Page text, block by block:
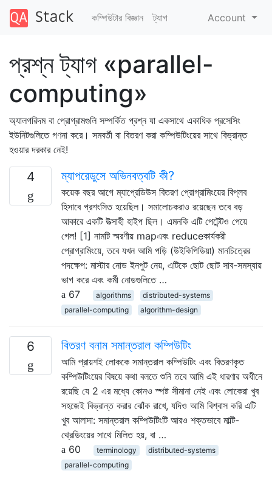
কম্পিউটার বিজ্ঞান ট্যাগ Account
প্রশ্ন ট্যাগ «parallel-
computing»
অ্যালগরিদম বা প্রোগ্রামগুলি সম্পর্কিত প্রশ্ন যা একসাথে একাধিক প্রসেসিং
ইউনিটগুলিতে গণনা করে। সমবর্তী বা বিতরণ করা কম্পিউটিংয়ের সাথে বিভ্রান্ত
হওয়ার দরকার নেই!
4 ম্যাপরেডুসে অভিনবত্বটি কী?
কয়েক বছর আগে ম্যাপ্রেডিউস বিতরণ প্রোগ্রামিংয়ের বিপ্লব
হিসাবে প্রশংসিত হয়েছিল। সমালোচকরাও রয়েছেন তবে বড়
আকারে একটি উত্সাহী হাইপ ছিল। এমনকি এটি পেটেন্টও পেয়ে
গেল! [1] নামটি স্মরণীয় mapএবং reduceকার্যকরী
প্রোগ্রামিংয়ে, তবে যখন আমি পড়ি (উইকিপিডিয়া) মানচিত্রের
পদক্ষেপ: মাস্টার নোড ইনপুট নেয়, এটিকে ছোট ছোট সাব-সমস্যায়
ভাগ করে এবং কর্মী নোডগুলিতে …
67
algorithms
distributed-systems
parallel-computing
algorithm-design
6 বিতরণ বনাম সমান্তরাল কম্পিউটিং
আমি প্রায়শই লোককে সমান্তরাল কম্পিউটিং এবং বিতরণকৃত
কম্পিউটিংয়ের বিষয়ে কথা বলতে শুনি তবে আমি এই ধারণার অধীনে
রয়েছি যে 2 এর মধ্যে কোনও স্পষ্ট সীমানা নেই এবং লোকেরা খুব
সহজেই বিভ্রান্ত করার ঝোঁক রাখে, যদিও আমি বিশ্বাস করি এটি
খুব আলাদা: সমান্তরাল কম্পিউটিংটি আরও শক্তভাবে মাল্টি-
থ্রেডিংয়ের সাথে মিলিত হয়, বা …
60
terminology
distributed-systems
parallel-computing